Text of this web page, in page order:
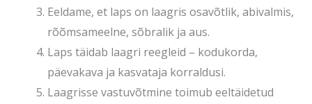
Eeldame, et laps on laagris osavõtlik, abivalmis,
rõõmsameelne, sõbralik ja aus.
Laps täidab laagri reegleid – kodukorda,
päevakava ja kasvataja korraldusi.
Laagrisse vastuvõtmine toimub eeltäidetud